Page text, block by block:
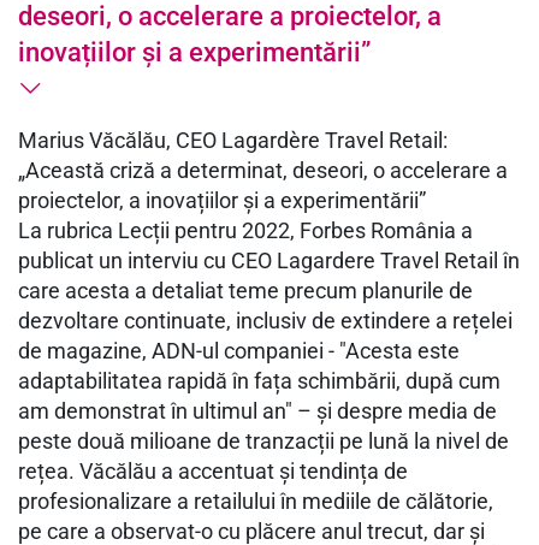
deseori, o accelerare a proiectelor, a
inovațiilor și a experimentării”
Marius Văcălău, CEO Lagardère Travel Retail:
„Această criză a determinat, deseori, o accelerare a
proiectelor, a inovațiilor și a experimentării”
La rubrica Lecții pentru 2022, Forbes România a
publicat un interviu cu CEO Lagardere Travel Retail în
care acesta a detaliat teme precum planurile de
dezvoltare continuate, inclusiv de extindere a rețelei
de magazine, ADN-ul companiei - "Acesta este
adaptabilitatea rapidă în fața schimbării, după cum
am demonstrat în ultimul an" – și despre media de
peste două milioane de tranzacții pe lună la nivel de
rețea. Văcălău a accentuat și tendința de
profesionalizare a retailului în mediile de călătorie,
pe care a observat-o cu plăcere anul trecut, dar și